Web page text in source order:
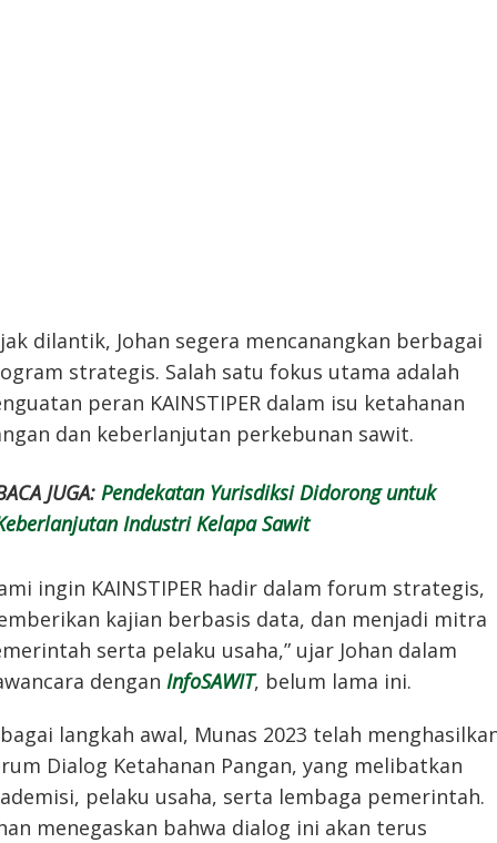
dilantik, Johan segera mencanangkan berbagai
strategis. Salah satu fokus utama adalah
peran KAINSTIPER dalam isu ketahanan
dan keberlanjutan perkebunan sawit.
JUGA: Pendekatan Yurisdiksi Didorong untuk
Industri Kelapa Sawit
ingin KAINSTIPER hadir dalam forum strategis,
kajian berbasis data, dan menjadi mitra
serta pelaku usaha,” ujar Johan dalam
dengan InfoSAWIT, belum lama ini.
langkah awal, Munas 2023 telah
Dialog Ketahanan Pangan, yang melibatkan
pelaku usaha, serta lembaga pemerintah.
menegaskan bahwa dialog ini akan terus